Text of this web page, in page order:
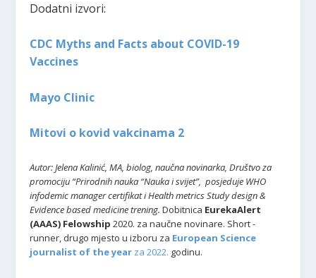
Dodatni izvori:
CDC Myths and Facts about COVID-19
Vaccines
Mayo Clinic
Mitovi o kovid vakcinama 2
Autor: Jelena Kalinić, MA, biolog, naučna novinarka, Društvo za
promociju “Prirodnih nauka “Nauka i svijet”, posjeduje WHO
infodemic manager certifikat i Health metrics Study design &
Evidence based medicine trening. Dobitnica EurekaAlert
(AAAS) Felowship 2020. za naučne novinare. Short -
runner, drugo mjesto u izboru za European Science
journalist of the year za 2022. godinu.